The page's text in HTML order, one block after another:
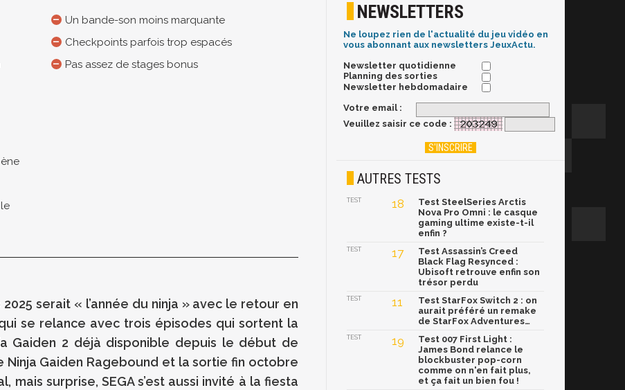
Un bande-son moins marquante
Checkpoints parfois trop espacés
Pas assez de stages bonus
serait « l’année du ninja » avec le retour en
se relance avec trois épisodes qui sortent la
Gaiden 2 déjà disponible depuis le début de
Ninja Gaiden Ragebound et la sortie fin octobre
mais surprise, SEGA s’est aussi invité à la fiesta
NEWSLETTERS
Ne loupez rien de l'actualité du jeu vidéo en
vous abonnant aux newsletters JeuxActu.
Newsletter quotidienne
Planning des sorties
Newsletter hebdomadaire
Votre email :
Veuillez saisir ce code :
AUTRES TESTS
TEST 18
Test SteelSeries Arctis
Nova Pro Omni : le casque
gaming ultime existe-t-il
enfin ?
TEST 17
Test Assassin’s Creed
Black Flag Resynced :
Ubisoft retrouve enfin son
trésor perdu
TEST 11
Test StarFox Switch 2 : on
aurait préféré un remake
de StarFox Adventures…
TEST 19
Test 007 First Light :
James Bond relance le
blockbuster pop-corn
comme on n'en fait plus,
et ça fait un bien fou !